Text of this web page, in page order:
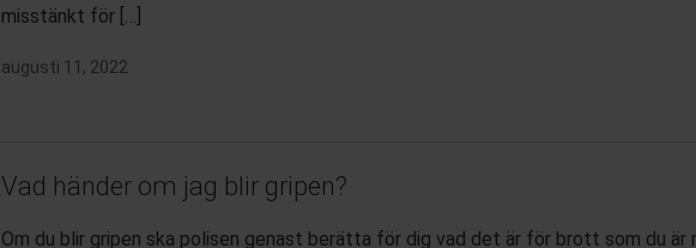
misstänkt för […]
augusti 11, 2022
Vad händer om jag blir gripen?
Om du blir gripen ska polisen genast berätta för dig vad det är för brott som du